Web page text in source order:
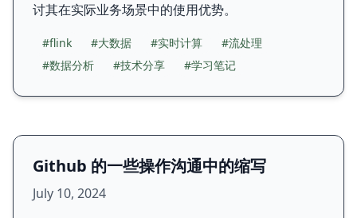
讨其在实际业务场景中的使用优势。
#flink #大数据 #实时计算
#流处理
#数据分析
#技术分享 #学习笔记
Github 的一些操作沟通中的缩写
July 10, 2024